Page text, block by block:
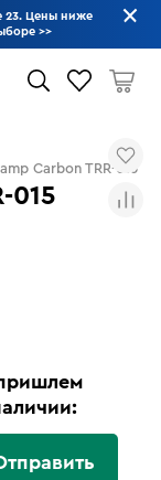
23. Цены ниже
>>
015
Carbon TRR-015